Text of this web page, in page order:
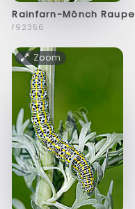
Rainfarn-Mönch Raupe
f92356
Zoom